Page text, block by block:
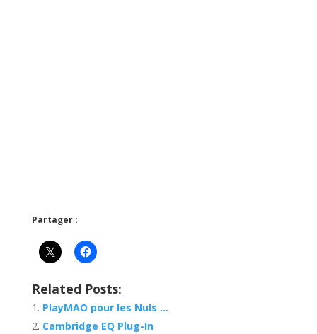
Partager :
Related Posts:
PlayMAO pour les Nuls …
Cambridge EQ Plug-In